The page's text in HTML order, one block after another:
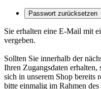
Passwort zurücksetzen
Sie erhalten eine E-Mail mit
vergeben.
Sollten Sie innerhalb der
Ihren Zugangsdaten
sich in unserem Shop bereits
bitte einmalig im Rahmen